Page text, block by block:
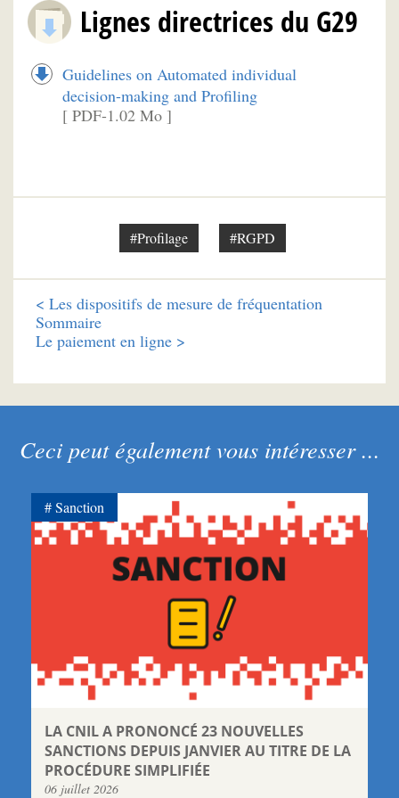
Lignes directrices du G29
Guidelines on Automated individual
decision-making and Profiling
[ PDF-1.02 Mo ]
#Profilage #RGPD
< Les dispositifs de mesure de fréquentation
Sommaire
Le paiement en ligne >
Ceci peut également vous intéresser ...
LA CNIL A PRONONCÉ 23 NOUVELLES
SANCTIONS DEPUIS JANVIER AU TITRE DE LA
PROCÉDURE SIMPLIFIÉE
06 juillet 2026
Sanction